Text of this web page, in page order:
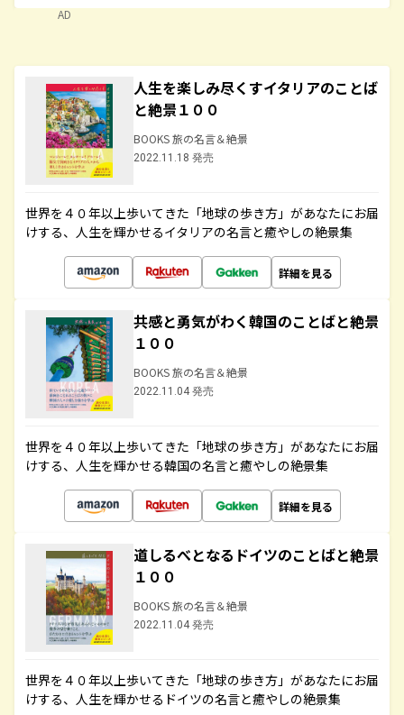
AD
人生を楽しみ尽くすイタリアのことば
と絶景１００
BOOKS 旅の名言＆絶景
2022.11.18 発売
世界を４０年以上歩いてきた「地球の歩き方」があなたにお届
けする、人生を輝かせるイタリアの名言と癒やしの絶景集
詳細を見る
共感と勇気がわく韓国のことばと絶景
１００
BOOKS 旅の名言＆絶景
2022.11.04 発売
世界を４０年以上歩いてきた「地球の歩き方」があなたにお届
けする、人生を輝かせる韓国の名言と癒やしの絶景集
詳細を見る
道しるべとなるドイツのことばと絶景
１００
BOOKS 旅の名言＆絶景
2022.11.04 発売
世界を４０年以上歩いてきた「地球の歩き方」があなたにお届
けする、人生を輝かせるドイツの名言と癒やしの絶景集